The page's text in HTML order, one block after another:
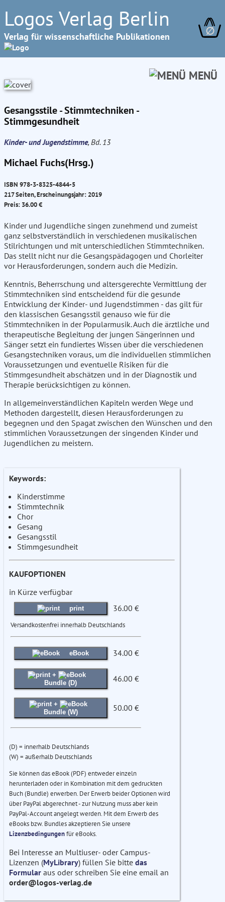
Logos Verlag Berlin
Verlag für wissenschaftliche Publikationen ∅
MENÜ
Gesangsstile - Stimmtechniken -
Stimmgesundheit
Kinder- und Jugendstimme, Bd. 13
Michael Fuchs(Hrsg.)
ISBN 978-3-8325-4844-5
217 Seiten, Erscheinungsjahr: 2019
Preis: 36.00 €
Kinder und Jugendliche singen zunehmend und zumeist
ganz selbstverständlich in verschiedenen musikalischen
Stilrichtungen und mit unterschiedlichen Stimmtechniken.
Das stellt nicht nur die Gesangspädagogen und Chorleiter
vor Herausforderungen, sondern auch die Medizin.
Kenntnis, Beherrschung und altersgerechte Vermittlung der
Stimmtechniken sind entscheidend für die gesunde
Entwicklung der Kinder- und Jugendstimmen - das gilt für
den klassischen Gesangsstil genauso wie für die
Stimmtechniken in der Popularmusik. Auch die ärztliche und
therapeutische Begleitung der jungen Sängerinnen und
Sänger setzt ein fundiertes Wissen über die verschiedenen
Gesangstechniken voraus, um die individuellen stimmlichen
Voraussetzungen und eventuelle Risiken für die
Stimmgesundheit abschätzen und in der Diagnostik und
Therapie berücksichtigen zu können.
In allgemeinverständlichen Kapiteln werden Wege und
Methoden dargestellt, diesen Herausforderungen zu
begegnen und den Spagat zwischen den Wünschen und den
stimmlichen Voraussetzungen der singenden Kinder und
Jugendlichen zu meistern.
Keywords:
Kinderstimme
Stimmtechnik
Chor
Gesang
Gesangsstil
Stimmgesundheit
KAUFOPTIONEN
in Kürze verfügbar
print 36.00 €
Versandkostenfrei innerhalb Deutschlands
eBook 34.00 €
+
Bundle (D)
46.00 €
+
Bundle (W)
50.00 €
(D) = innerhalb Deutschlands
(W) = außerhalb Deutschlands
Sie können das eBook (PDF) entweder einzeln
herunterladen oder in Kombination mit dem gedruckten
Buch (Bundle) erwerben. Der Erwerb beider Optionen wird
über PayPal abgerechnet - zur Nutzung muss aber kein
PayPal-Account angelegt werden. Mit dem Erwerb des
eBooks bzw. Bundles akzeptieren Sie unsere
Lizenzbedingungenfür eBooks.
Bei Interesse an Multiuser- oder Campus-
Lizenzen (MyLibrary) füllen Sie bitte das
Formular aus oder schreiben Sie eine email an
order@logos-verlag.de